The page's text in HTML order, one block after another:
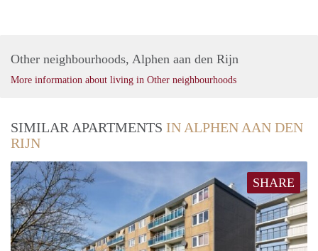
Other neighbourhoods, Alphen aan den Rijn
More information about living in Other neighbourhoods
SIMILAR APARTMENTS IN ALPHEN AAN DEN
RIJN
SHARE